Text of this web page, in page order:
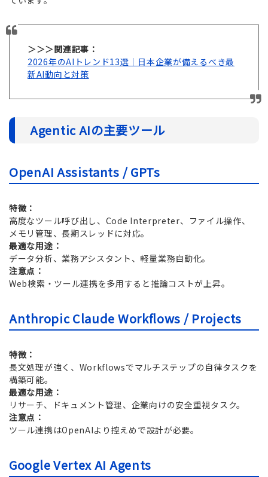
＞＞＞関連記事：
2026年のAIトレンド13選｜日本企業が備えるべき最
新AI動向と対策
Agentic AIの主要ツール
OpenAI Assistants / GPTs
特徴：
高度なツール呼び出し、Code Interpreter、ファイル操作、
メモリ管理、長期スレッドに対応。
最適な用途：
データ分析、業務アシスタント、軽量業務自動化。
注意点：
Web検索・ツール連携を多用すると推論コストが上昇。
Anthropic Claude Workflows / Projects
特徴：
長文処理が強く、Workflowsでマルチステップの自律タスクを
構築可能。
最適な用途：
リサーチ、ドキュメント管理、企業向けの安全重視タスク。
注意点：
ツール連携はOpenAIより控えめで設計が必要。
Google Vertex AI Agents